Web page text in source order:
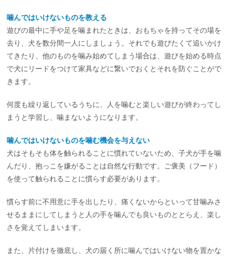
噛んではいけないものを教える
遊びの最中に手や足を噛まれたときは、おもちゃを持ってその場を
去り、犬を数分間一人にしましょう。それでも遊びたくて追いかけ
てきたり、他のものを噛み始めてしまう場合は、遊びを始める時点
で犬にリードをつけて家具などに繋いでおくとそれを防ぐことがで
きます。
何度も繰り返しているうちに、人を噛むと楽しい遊びが終わってし
まうと学習し、噛まないようになります。
噛んではいけないものを噛む機会を与えない
犬はそもそも体を触られることに慣れていないため、子犬が手を噛
んだり、抱っこを嫌がることは自然な行動です。ご褒美（フード）
を使って触られることに慣らす必要があります。
慣らす前に不用意に手を出したり、痛くないからといって甘噛みさ
せるままにしてしまうと人の手を噛んでも良いものととらえ、楽し
さを覚えてしまいます。
また、片付けを徹底し、犬の届く所に噛んではいけない物を置かな